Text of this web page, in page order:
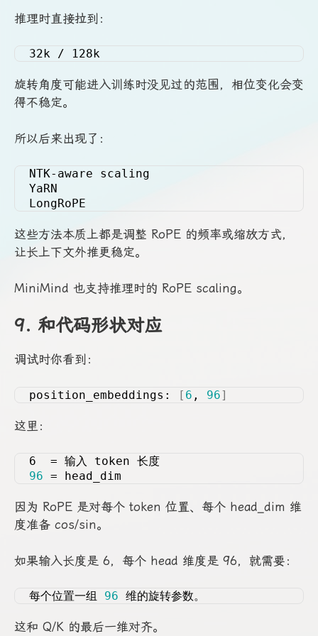
推理时直接拉到：
32k / 128k
旋转角度可能进入训练时没见过的范围，相位变化会变
得不稳定。
所以后来出现了：
NTK-aware scaling
YaRN
LongRoPE
这些方法本质上都是调整 RoPE 的频率或缩放方式，
让长上下文外推更稳定。
MiniMind 也支持推理时的 RoPE scaling。
9. 和代码形状对应
调试时你看到：
position_embeddings: [ 6 , 96]
这里：
6  = 输入 token 长度
96 = head_dim
因为 RoPE 是对每个 token 位置、每个 head_dim 维
度准备 cos/sin。
如果输入长度是 6，每个 head 维度是 96，就需要：
每个位置一组 96 维的旋转参数。
这和 Q/K 的最后一维对齐。